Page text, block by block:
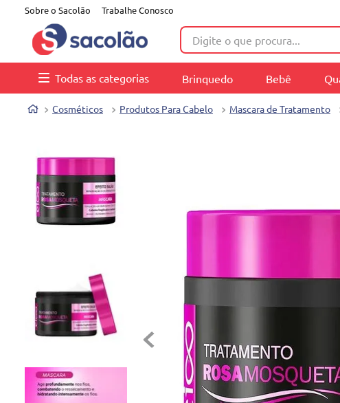
Sobre o Sacolão Trabalhe Conosco
Digite o que procura...
Todas as categorias Brinquedo Bebê
Cosméticos Produtos Para Cabelo Mascara de Tratamento